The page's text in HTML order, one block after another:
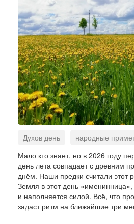
Духов день народные
традиции
Мало кто знает, но в 2026 году
день лета совпадает с древним
днём. Наши предки считали этот
Земля в этот день
и наполняется силой. Всё, что
задаст ритм на ближайшие три